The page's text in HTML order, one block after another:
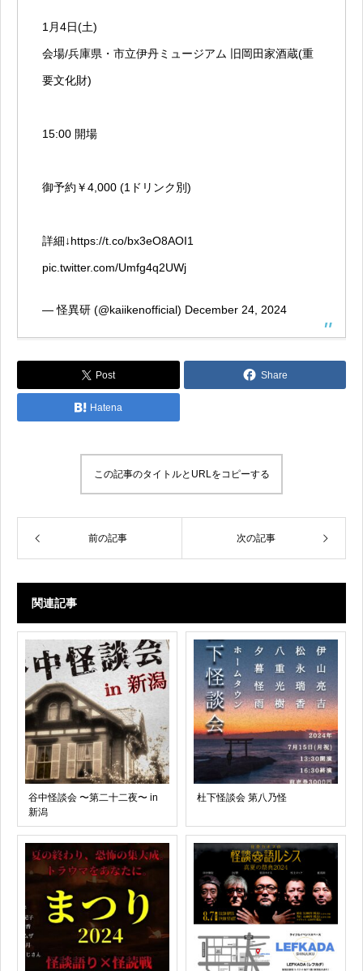
1月4日(土)
会場/兵庫県・市立伊丹ミュージアム 旧岡田家酒蔵(重
要文化財)
15:00 開場
御予約￥4,000 (1ドリンク別)
詳細↓https://t.co/bx3eO8AOI1
pic.twitter.com/Umfg4q2UWj
— 怪異研 (@kaiikenofficial) December 24, 2024
Post Share
Hatena
この記事のタイトルとURLをコピーする
前の記事 次の記事
関連記事
谷中怪談会 〜第二十二夜〜 in
新潟
杜下怪談会 第八乃怪